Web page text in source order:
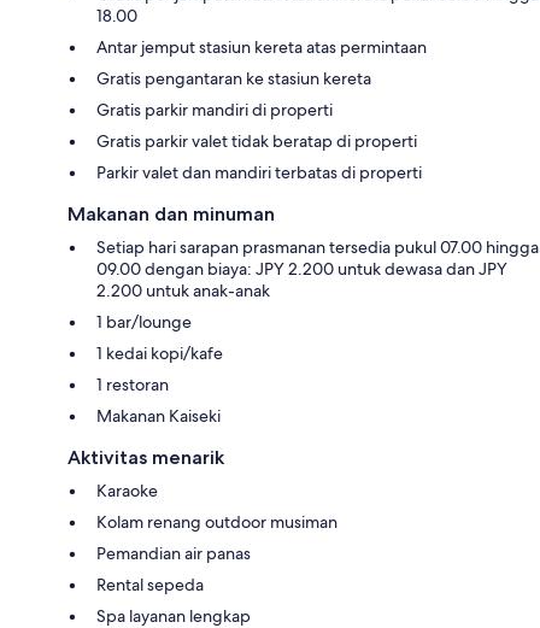
18.00
Antar jemput stasiun kereta atas permintaan
Gratis pengantaran ke stasiun kereta
Gratis parkir mandiri di properti
Gratis parkir valet tidak beratap di properti
Parkir valet dan mandiri terbatas di properti
Makanan dan minuman
Setiap hari sarapan prasmanan tersedia pukul 07.00 hingga
09.00 dengan biaya: JPY 2.200 untuk dewasa dan JPY
2.200 untuk anak-anak
1 bar/lounge
1 kedai kopi/kafe
1 restoran
Makanan Kaiseki
Aktivitas menarik
Karaoke
Kolam renang outdoor musiman
Pemandian air panas
Rental sepeda
Spa layanan lengkap